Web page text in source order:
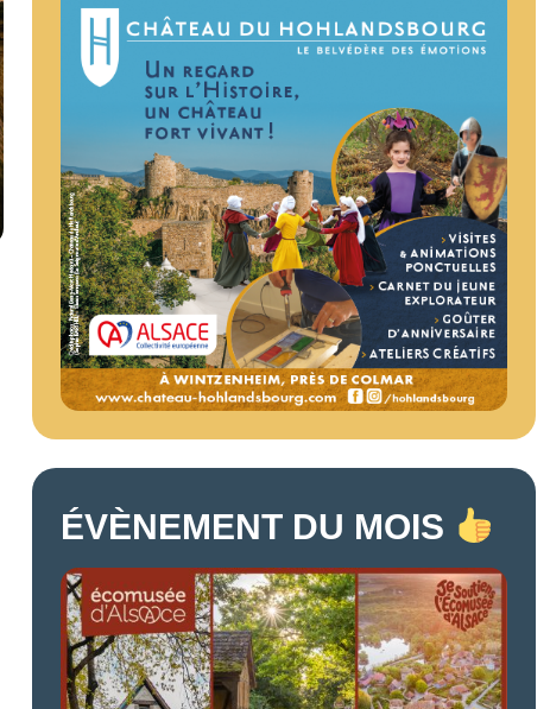
ÉVÈNEMENT DU MOIS